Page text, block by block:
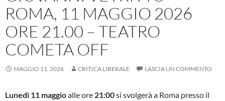
ROMA, 11 MAGGIO 2026
ORE 21.00 – TEATRO
COMETA OFF
MAGGIO 11, 2026 CRITICA LIBERALE LASCIA UN COMMENTO
Lunedì 11 maggioalle ore 21:00si svolgerà a Roma presso il